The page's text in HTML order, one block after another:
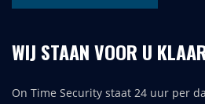
WIJ STAAN VOOR U
On Time Security staat 24 uur per